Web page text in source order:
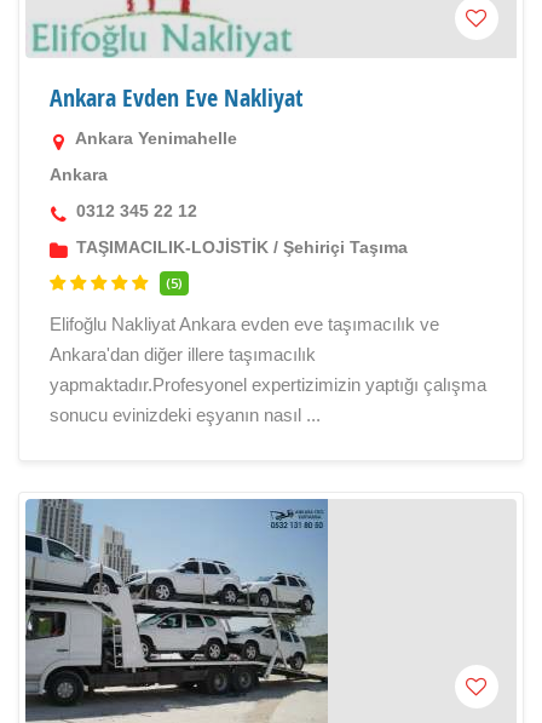
Ankara Evden Eve Nakliyat
Ankara Yenimahelle
Ankara
0312 345 22 12
TAŞIMACILIK-LOJİSTİK / Şehiriçi Taşıma
(5)
Elifoğlu Nakliyat Ankara evden eve taşımacılık ve
Ankara'dan diğer illere taşımacılık
yapmaktadır.Profesyonel expertizimizin yaptığı çalışma
sonucu evinizdeki eşyanın nasıl ...